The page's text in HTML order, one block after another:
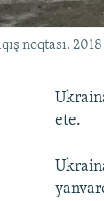
noqtası.
ete.